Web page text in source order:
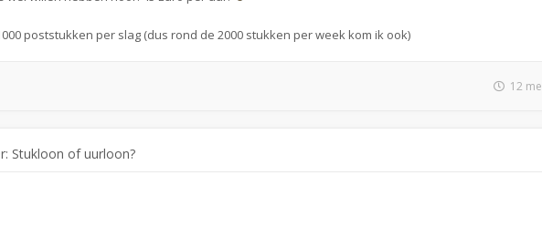
poststukken per slag (dus rond de 2000 stukken per week kom ik ook)
12
Stukloon of uurloon?